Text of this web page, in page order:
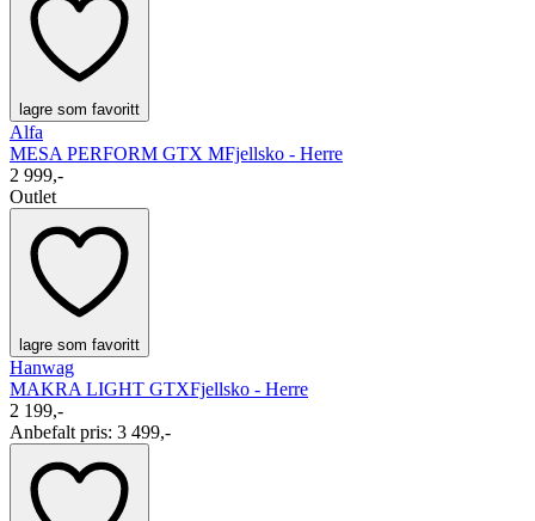
lagre som favoritt
Alfa
MESA PERFORM GTX MFjellsko - Herre
2 999,-
Outlet
lagre som favoritt
Hanwag
MAKRA LIGHT GTXFjellsko - Herre
2 199,-
Anbefalt pris: 3 499,-